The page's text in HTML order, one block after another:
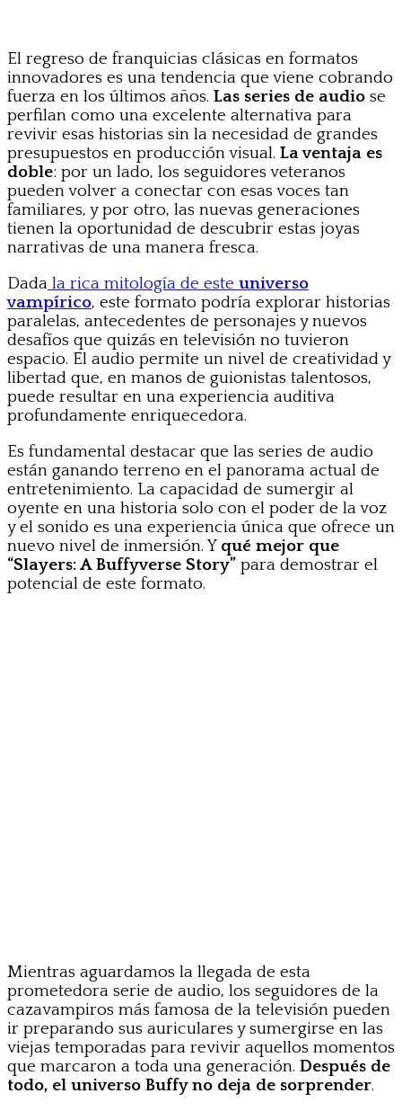
El regreso de franquicias clásicas en formatos
innovadores es una tendencia que viene cobrando
fuerza en los últimos años. Las series de audio se
perfilan como una excelente alternativa para
revivir esas historias sin la necesidad de grandes
presupuestos en producción visual. La ventaja es
doble: por un lado, los seguidores veteranos
pueden volver a conectar con esas voces tan
familiares, y por otro, las nuevas generaciones
tienen la oportunidad de descubrir estas joyas
narrativas de una manera fresca.
Dada la rica mitología de este universo
vampírico, este formato podría explorar historias
paralelas, antecedentes de personajes y nuevos
desafíos que quizás en televisión no tuvieron
espacio. El audio permite un nivel de creatividad y
libertad que, en manos de guionistas talentosos,
puede resultar en una experiencia auditiva
profundamente enriquecedora.
Es fundamental destacar que las series de audio
están ganando terreno en el panorama actual de
entretenimiento. La capacidad de sumergir al
oyente en una historia solo con el poder de la voz
y el sonido es una experiencia única que ofrece un
nuevo nivel de inmersión. Yqué mejor que
“Slayers: A Buffyverse Story” para demostrar el
potencial de este formato.
Mientras aguardamos la llegada de esta
prometedora serie de audio, los seguidores de la
cazavampiros más famosa de la televisión pueden
ir preparando sus auriculares y sumergirse en las
viejas temporadas para revivir aquellos momentos
que marcaron a toda una generación. Después de
todo, el universo Buffy no deja de sorprender.